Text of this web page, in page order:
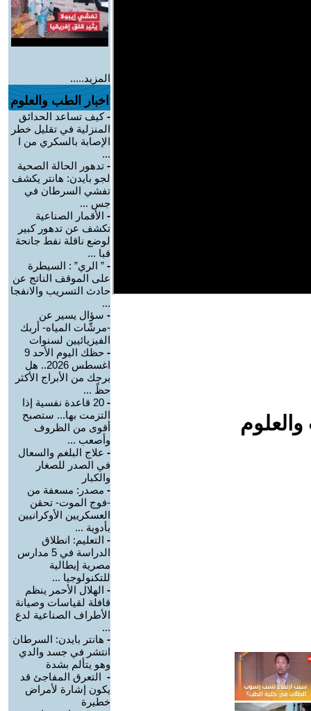
المزيد.....
اخبار الطب والعلوم
-كيف تساعد الحدائق
المنزلية في تقليل خطر
الإصابة بالسكري من ا
...
- تدهور الحالة الصحية
لجو بايدن: هانتر يكشف
تفشي السرطان في
جس ...
- الأقمار الصناعية
تكشف عن تدهور كبير
لوضع ناقلة نفط جانحة
قبا ...
- ” الري” : السيطرة
على الموقف الناتج عن
حادث التسريب والانفجا
...
- سؤال يسير عن
-مرشّات المياه- أربك
الفيزيائيين لسنوات
-
حظك اليوم الأحد 9
اغسطس 2026.. هل
برجك من الأبراج الأكثر
حظً ...
-
20 قاعدة نفسية إذا
التزمت بها... ستصبح
أقوى من الظروف
وأصعب ...
- علاج البلغم والسعال
في الصدر للصغار
والكبار
- مصدر: مسعفة من
-فوج الموت- تحقن
العسكريين الأوكرانيين
بأدوية ...
- التعليم: انطلاق
الدراسة في 5 مدارس
مصرية إيطالية
للتكنولوجيا ...
- الهلال الأحمر ينظم
قافلة لقياسات وصيانة
الأطراف الصناعية لدع
...
- هانتر بايدن: السرطان
انتشر في جسد والدي
وهو يتألم بشدة
- التعرق المفاجئ قد
يكون إشارة لأمراض
خطيرة